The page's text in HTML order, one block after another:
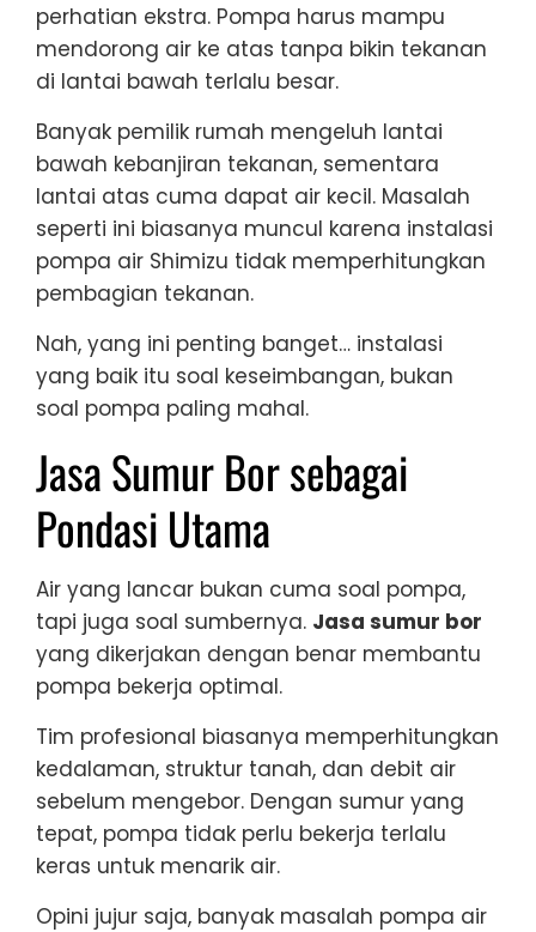
perhatian ekstra. Pompa harus mampu
mendorong air ke atas tanpa bikin tekanan
di lantai bawah terlalu besar.
Banyak pemilik rumah mengeluh lantai
bawah kebanjiran tekanan, sementara
lantai atas cuma dapat air kecil. Masalah
seperti ini biasanya muncul karena instalasi
pompa air Shimizu tidak memperhitungkan
pembagian tekanan.
Nah, yang ini penting banget… instalasi
yang baik itu soal keseimbangan, bukan
soal pompa paling mahal.
Jasa Sumur Bor sebagai
Pondasi Utama
Air yang lancar bukan cuma soal pompa,
tapi juga soal sumbernya. Jasa sumur bor
yang dikerjakan dengan benar membantu
pompa bekerja optimal.
Tim profesional biasanya memperhitungkan
kedalaman, struktur tanah, dan debit air
sebelum mengebor. Dengan sumur yang
tepat, pompa tidak perlu bekerja terlalu
keras untuk menarik air.
Opini jujur saja, banyak masalah pompa air